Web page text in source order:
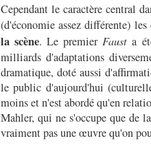
Cependant le caractère central
(d'économie assez différente)
la scène. Le premierFaust a
milliards d'adaptations
dramatique, doté aussi
le public d'aujourd'hui
moins et n'est abordé qu'en
Mahler, qui ne s'occupe que de
vraiment pas une œuvre qu'on